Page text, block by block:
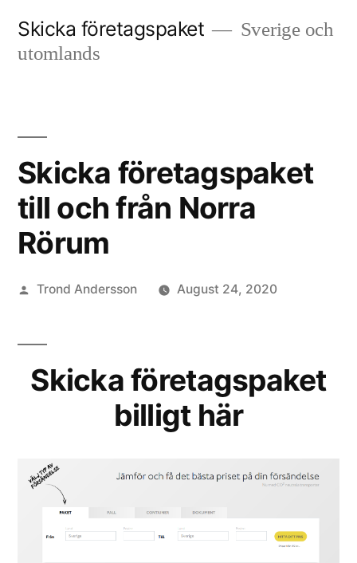
Skicka företagspaket
Sverige och
utomlands
Skicka företagspaket
till och från Norra
Rörum
Posted
Trond Andersson August 24, 2020
Skicka företagspaket
billigt här